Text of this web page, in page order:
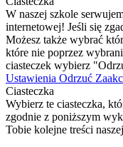
W naszej szkole
internetowej! Jeśli się
Możesz także wybrać
które nie poprzez
ciasteczek wybierz
Ustawienia Odrzuć
Ciasteczka
Wybierz te ciasteczka,
zgodnie z poniższym
Tobie kolejne treści